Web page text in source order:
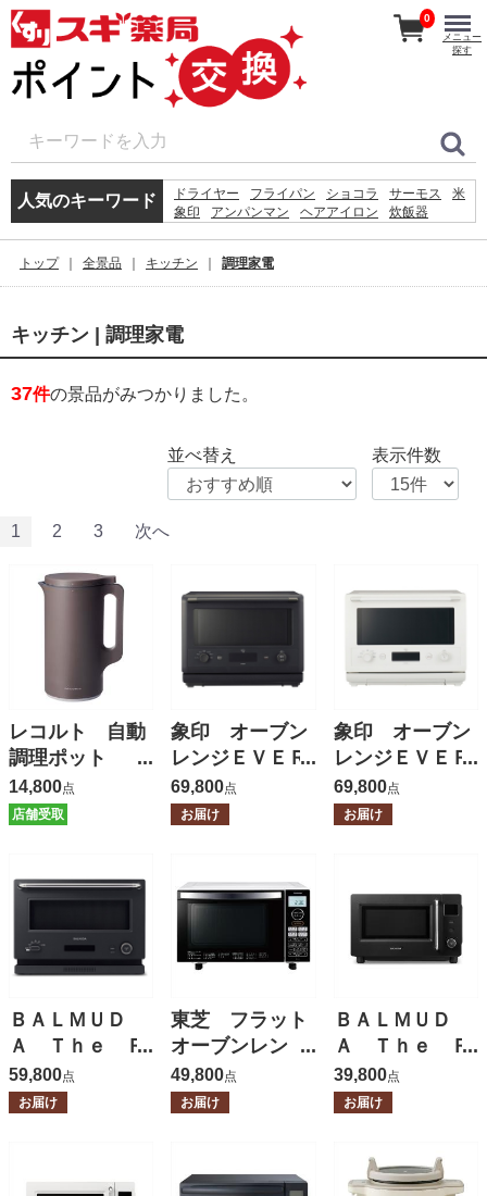
人気のキーワード ドライヤー フライパン ショコラ サーモス
米
象印
アンパンマン ヘアアイロン
炊飯器
体温計
時計
0
メニュー
探す
トップ 全景品 キッチン 調理家電
キッチン | 調理家電
37件の景品がみつかりました。
並べ替え 表示件数
1 2 3 次へ
レコルト 自動
調理ポット
【保証有】
14,800点
店舗受取
象印 オーブン
レンジＥＶＥＲ
ＩＮＯ ２６
Ｌ 【保証有】
69,800点
お届け
象印 オーブン
レンジＥＶＥＲ
ＩＮＯ ２６
Ｌ 【保証有】
69,800点
お届け
ＢＡＬＭＵＤ
Ａ Ｔｈｅ Ｒ
ａｎｇｅ 【保
証有】
59,800点
お届け
東芝 フラット
オーブンレン
ジ １８Ｌ
【保証有】
49,800点
お届け
ＢＡＬＭＵＤ
Ａ Ｔｈｅ Ｒ
ａｎｇｅ Ｓ
【保証有】
39,800点
お届け